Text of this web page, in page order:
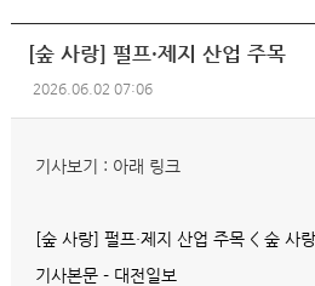
[숲 사랑] 펄프·제지 산업 주목
2026.06.02 07:06
기사보기 : 아래 링크
[숲 사랑] 펄프·제지 산업 주목 < 숲 사
기사본문 - 대전일보